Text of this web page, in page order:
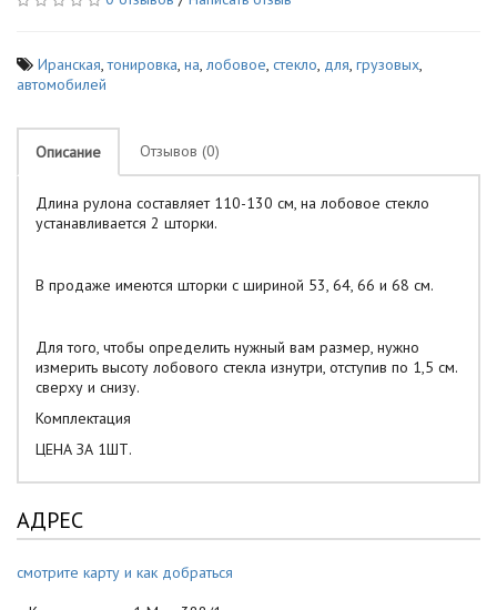
Иранская,тонировка, на, лобовое, стекло, для, грузовых,
автомобилей
Описание Отзывов (0)
Длина рулона составляет 110-130 см, на лобовое стекло
устанавливается 2 шторки.
В продаже имеются шторки с шириной 53, 64, 66 и 68 см.
Для того, чтобы определить нужный вам размер, нужно
измерить высоту лобового стекла изнутри, отступив по 1,5 см.
сверху и снизу.
Комплектация
ЦЕНА ЗА 1ШТ.
АДРЕС
смотрите карту и как добраться